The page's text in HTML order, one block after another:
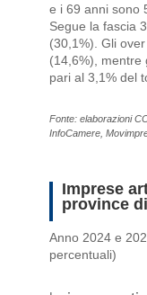
e i 69 anni sono
Segue la fascia
(30,1%). Gli
(14,6%), mentre
pari al 3,1% del
Fonte: elaborazioni
InfoCamere,
Imprese
province
Anno 2024 e
percentuali)